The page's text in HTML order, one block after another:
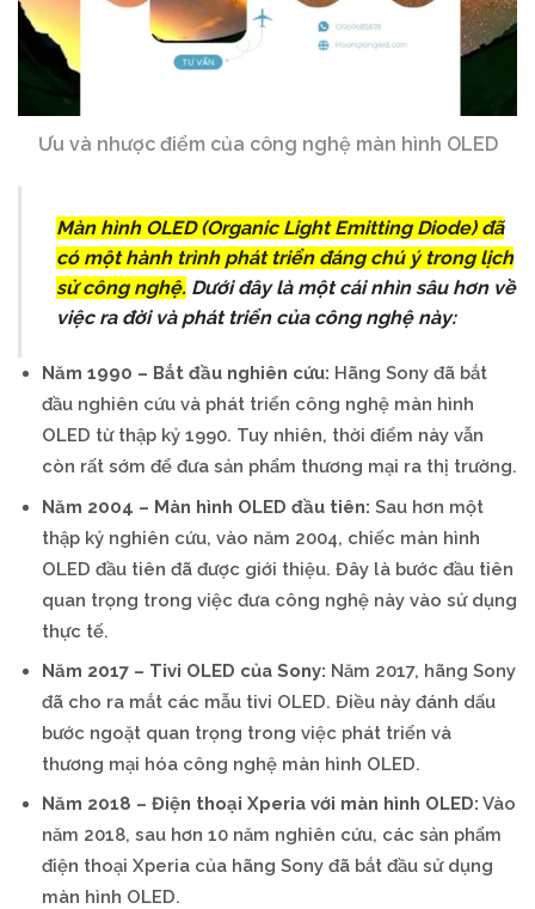
Ưu và nhược điểm của công nghệ màn hình OLED
Màn hình OLED (Organic Light Emitting Diode) đã
có một hành trình phát triển đáng chú ý trong lịch
sử công nghệ. Dưới đây là một cái nhìn sâu hơn về
việc ra đời và phát triển của công nghệ này:
Năm 1990 – Bắt đầu nghiên cứu: Hãng Sony đã bắt
đầu nghiên cứu và phát triển công nghệ màn hình
OLED từ thập kỷ 1990. Tuy nhiên, thời điểm này vẫn
còn rất sớm để đưa sản phẩm thương mại ra thị trường.
Năm 2004 – Màn hình OLED đầu tiên: Sau hơn một
thập kỷ nghiên cứu, vào năm 2004, chiếc màn hình
OLED đầu tiên đã được giới thiệu. Đây là bước đầu tiên
quan trọng trong việc đưa công nghệ này vào sử dụng
thực tế.
Năm 2017 – Tivi OLED của Sony: Năm 2017, hãng Sony
đã cho ra mắt các mẫu tivi OLED. Điều này đánh dấu
bước ngoặt quan trọng trong việc phát triển và
thương mại hóa công nghệ màn hình OLED.
Năm 2018 – Điện thoại Xperia với màn hình OLED: Vào
năm 2018, sau hơn 10 năm nghiên cứu, các sản phẩm
điện thoại Xperia của hãng Sony đã bắt đầu sử dụng
màn hình OLED.